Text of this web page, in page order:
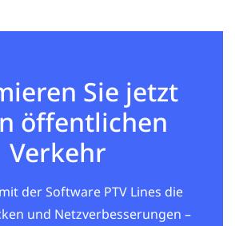
Sie jetzt
öffentlichen
Verkehr
der Software PTV Lines die
und Netzverbesserungen –